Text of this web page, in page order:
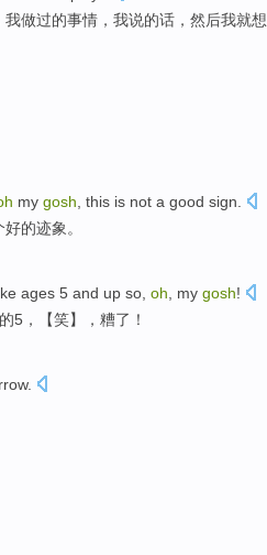
我做过的事情 ，我说的话 ，然后我就想
my gosh, this is not a good sign.
好的迹象。
ages 5 and up so, oh , my gosh!
的5，【笑】， 糟了！
.